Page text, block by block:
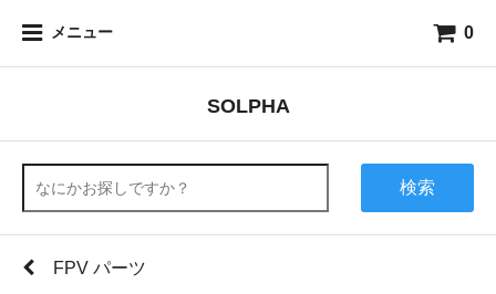
メニュー 0
SOLPHA
検索
FPV パーツ